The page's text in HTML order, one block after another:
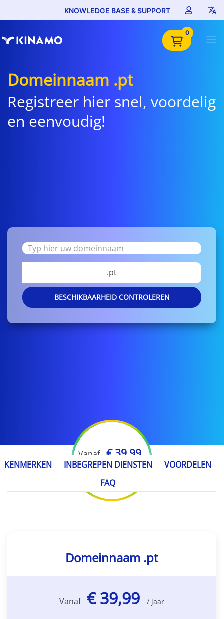
KNOWLEDGE BASE & SUPPORT
0
Domeinnaam .pt
Registreer hier snel, voordelig
en eenvoudig!
.pt
BESCHIKBAARHEID CONTROLEREN
Vanaf € 39,99
/ jaar
KENMERKEN INBEGREPEN DIENSTEN
VOORDELEN
FAQ
Domeinnaam .pt
Vanaf € 39,99 / jaar